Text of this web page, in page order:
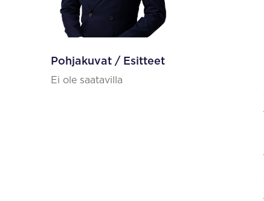
Pohjakuvat / Esitteet
Ei ole saatavilla